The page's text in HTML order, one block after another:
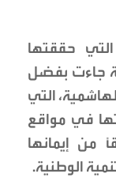
حققتها
جاءت بفضل
التي
في مواقع
من إيمانها
الوطنية.